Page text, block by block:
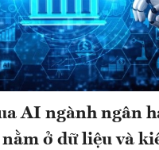
AI ngành ngân
ở dữ liệu và